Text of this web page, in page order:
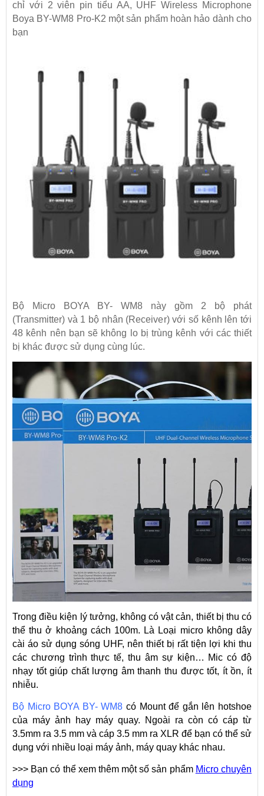
chỉ với 2 viên pin tiểu AA, UHF Wireless Microphone
Boya BY-WM8 Pro-K2 một sản phẩm hoàn hảo dành cho
bạn
Bộ Micro BOYA BY- WM8 này gồm 2 bộ phát
(Transmitter) và 1 bộ nhân (Receiver) với số kênh lên tới
48 kênh nên bạn sẽ không lo bị trùng kênh với các thiết
bị khác được sử dụng cùng lúc.
Trong điều kiện lý tưởng, không có vật cản, thiết bị thu có
thể thu ở khoảng cách 100m. Là Loại micro không dây
cài áo sử dụng sóng UHF, nên thiết bị rất tiện lợi khi thu
các chương trình thực tế, thu âm sự kiện… Mic có độ
nhạy tốt giúp chất lượng âm thanh thu được tốt, ít ồn, ít
nhiễu.
Bộ Micro BOYA BY- WM8 có Mount để gắn lên hotshoe
của máy ảnh hay máy quay. Ngoài ra còn có cáp từ
3.5mm ra 3.5 mm và cáp 3.5 mm ra XLR để bạn có thể sử
dụng với nhiều loại máy ảnh, máy quay khác nhau.
>>> Bạn có thể xem thêm một số sản phẩm Micro chuyên
dụng